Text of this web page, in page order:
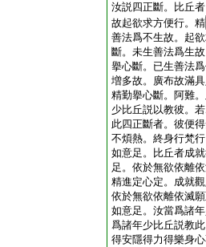
汝説四正斷。比丘
故起欲求方便行。精
善法爲不生故。起
斷。未生善法爲生
擧心斷。已生善法
増多故。廣布故滿
精勤擧心斷。阿難
少比丘説以教彼。
此四正斷者。彼便
不煩熱。終身行梵
如意足。比丘者成
足。依於無欲依離
精進定心定。成就
依於無欲依離依滅
如意足。汝當爲諸
爲諸年少比丘説教
得安隱得力得樂身